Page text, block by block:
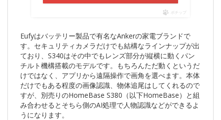
ポチップ
Eufyはバッテリー製品で有名なAnkerの家電ブランドで
す。セキュリティカメラだけでも結構なラインナップが出
ており、S340はその中でもレンズ部分が縦横に動くパン
チルト機構搭載のモデルです。もちろんただ動くというだ
けではなく、アプリから遠隔操作で画角を選べます。本体
だけでもある程度の画像認識、物体追尾はしてくれるので
すが、別売りのHomeBase S380（以下HomeBase）と組
み合わせるとそちら側のAI処理で人物認識などができるよ
うになります。